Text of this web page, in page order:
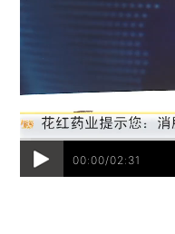
00:00/02:31